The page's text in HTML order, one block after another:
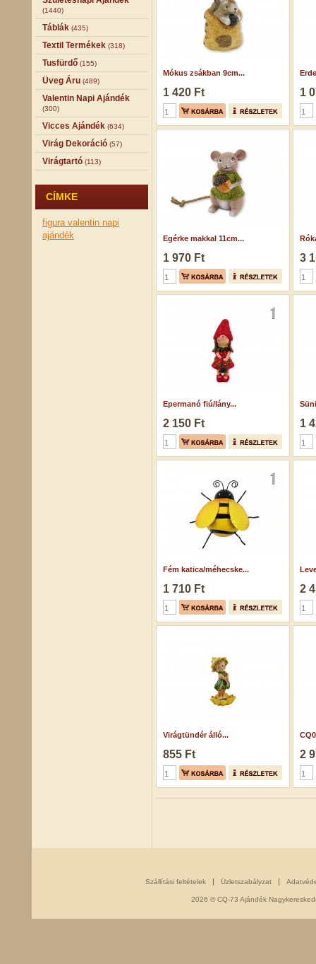
(1440)
Táblák (435)
Textil Termékek (318)
Tusfürdő (155)
Üveg Áru (489)
Valentin Napi Ajándék
(300)
Vicces Ajándék (634)
Virág Dekoráció (57)
Virágtartó (113)
CÍMKE
figura valentin napi
ajándék
Mókus zsákban 9cm...
1 420 Ft 1
Egérke makkal 11cm...
1 970 Ft 3
Epermanó fiú/lány...
2 150 Ft 1
Fém katica/méhecske...
1 710 Ft 2
Virágtündér álló...
855 Ft 2
Szállítási feltételek Üzletszabályzat
2026 © CQ-73 Ajándék